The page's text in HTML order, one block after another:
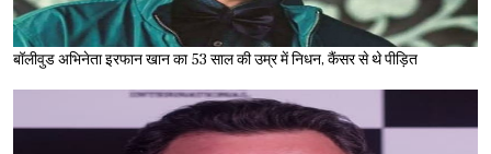
बॉलीवुड अभिनेता इरफान खान का 53 साल की उम्र में निधन, कैंसर से थे पीड़ित